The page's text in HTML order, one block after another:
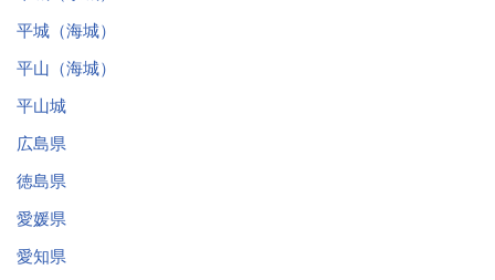
平城（海城）
平山（海城）
平山城
広島県
徳島県
愛媛県
愛知県